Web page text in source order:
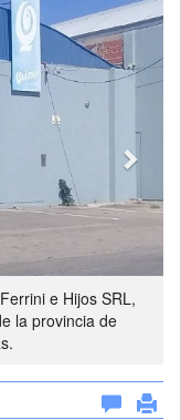
e Hijos SRL,
la provincia de